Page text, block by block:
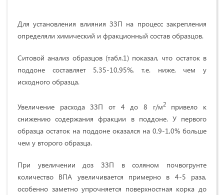
Для установления влияния ЗЗП на процесс закрепления
определяли химический и фракционный состав образцов.
Ситовой анализ образцов (табл.1) показал, что остаток в
поддоне составляет 5,35-10,95%, т.е. ниже, чем у
исходного образца.
Увеличение расхода ЗЗП от 4 до 8 г/м2привело к
снижению содержания фракции в поддоне. У первого
образца остаток на поддоне оказался на 0,9-1,0% больше
чем у второго образца.
При увеличении доз ЗЗП в соляном почвогрунте
количество ВПА увеличивается примерно в 4-5 раза,
особенно заметно упрочняется поверхностная корка до